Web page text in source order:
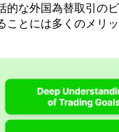
的な外国為替取引のビ
ことには多くのメリッ